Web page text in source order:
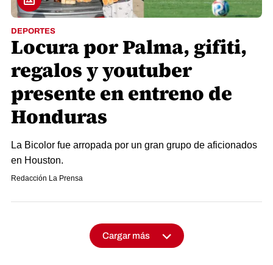
DEPORTES
Locura por Palma, gifiti,
regalos y youtuber
presente en entreno de
Honduras
La Bicolor fue arropada por un gran grupo de aficionados
en Houston.
Redacción La Prensa
Cargar más